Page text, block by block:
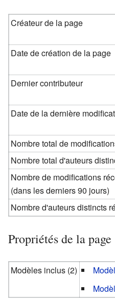
Créateur de la page
Date de création de la page
Dernier contributeur
Date de la dernière
Nombre total de
Nombre total d'auteurs
Nombre de modifications
(dans les derniers 90 jours)
Nombre d'auteurs distincts
Propriétés de la page
Modèles inclus (2)